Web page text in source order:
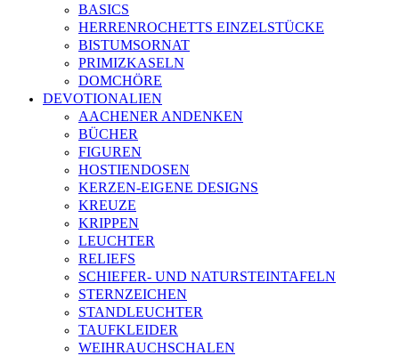
BASICS
HERRENROCHETTS EINZELSTÜCKE
BISTUMSORNAT
PRIMIZKASELN
DOMCHÖRE
DEVOTIONALIEN
AACHENER ANDENKEN
BÜCHER
FIGUREN
HOSTIENDOSEN
KERZEN-EIGENE DESIGNS
KREUZE
KRIPPEN
LEUCHTER
RELIEFS
SCHIEFER- UND NATURSTEINTAFELN
STERNZEICHEN
STANDLEUCHTER
TAUFKLEIDER
WEIHRAUCHSCHALEN